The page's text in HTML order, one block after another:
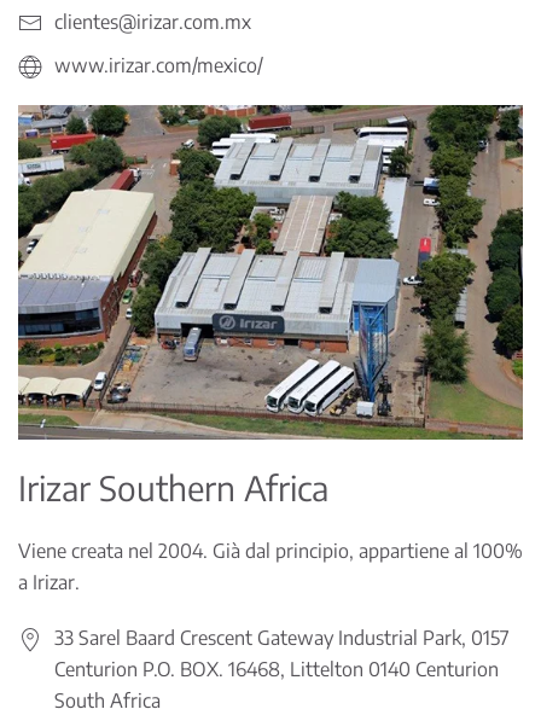
clientes@irizar.com.mx
www.irizar.com/mexico/
Irizar Southern Africa
Viene creata nel 2004. Già dal principio, appartiene al 100%
a Irizar.
33 Sarel Baard Crescent Gateway Industrial Park, 0157
Centurion P.O. BOX. 16468, Littelton 0140 Centurion
South Africa